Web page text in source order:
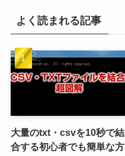
よく読まれる記事
大量のtxt・csvを10秒で結
合する初心者でも簡単な方